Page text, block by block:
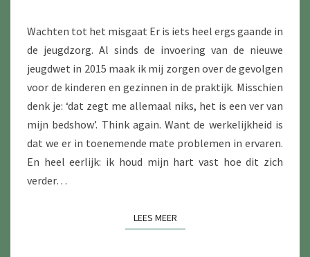
Wachten tot het misgaat Er is iets heel ergs gaande in
de jeugdzorg. Al sinds de invoering van de nieuwe
jeugdwet in 2015 maak ik mij zorgen over de gevolgen
voor de kinderen en gezinnen in de praktijk. Misschien
denk je: ‘dat zegt me allemaal niks, het is een ver van
mijn bedshow’. Think again. Want de werkelijkheid is
dat we er in toenemende mate problemen in ervaren.
En heel eerlijk: ik houd mijn hart vast hoe dit zich
verder…
LEES MEERLEES MEER